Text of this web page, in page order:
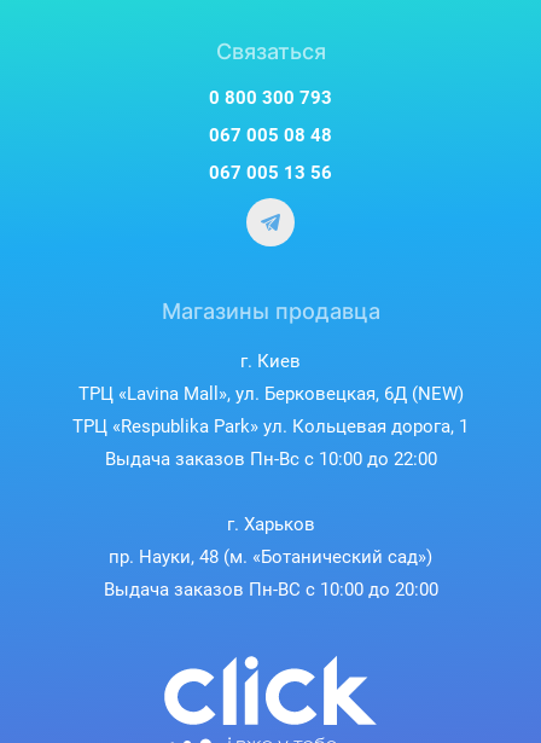
Связаться
0 800 300 793
067 005 08 48
067 005 13 56
Магазины продавца
г. Киев
ТРЦ «Lavina Mall», ул. Берковецкая, 6Д (NEW)
ТРЦ «Respublika Park» ул. Кольцевая дорога, 1
Выдача заказов Пн-Вс с 10:00 до 22:00
г. Харьков
пр. Науки, 48 (м. «Ботанический сад»)
Выдача заказов Пн-ВС с 10:00 до 20:00